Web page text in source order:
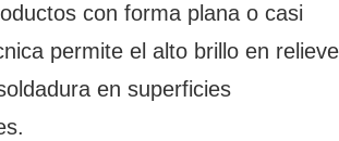
con forma plana o casi
permite el alto brillo en
en superficies